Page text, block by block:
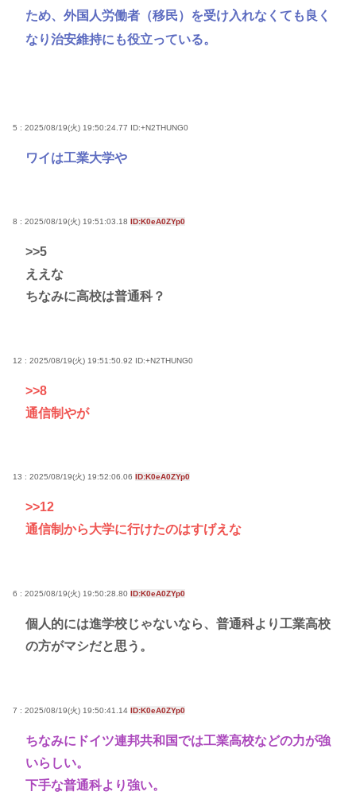
ため、外国人労働者（移民）を受け入れなくても良く
なり治安維持にも役立っている。
5 : 2025/08/19(火) 19:50:24.77 ID:+N2THUNG0
ワイは工業大学や
8 : 2025/08/19(火) 19:51:03.18 ID:K0eA0ZYp0
>>5
ええな
ちなみに高校は普通科？
12 : 2025/08/19(火) 19:51:50.92 ID:+N2THUNG0
>>8
通信制やが
13 : 2025/08/19(火) 19:52:06.06 ID:K0eA0ZYp0
>>12
通信制から大学に行けたのはすげえな
6 : 2025/08/19(火) 19:50:28.80 ID:K0eA0ZYp0
個人的には進学校じゃないなら、普通科より工業高校
の方がマシだと思う。
7 : 2025/08/19(火) 19:50:41.14 ID:K0eA0ZYp0
ちなみにドイツ連邦共和国では工業高校などの力が強
いらしい。
下手な普通科より強い。